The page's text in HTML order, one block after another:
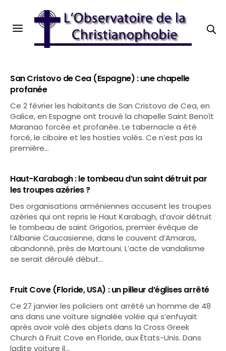
San Cristovo de Cea (Espagne) : une chapelle
profanée
Ce 2 février les habitants de San Cristovo de Cea, en
Galice, en Espagne ont trouvé la chapelle Saint Benoît
Maranao forcée et profanée. Le tabernacle a été
forcé, le ciboire et les hosties volés. Ce n’est pas la
première…
Haut-Karabagh : le tombeau d’un saint détruit par
les troupes azéries ?
Des organisations arméniennes accusent les troupes
azéries qui ont repris le Haut Karabagh, d’avoir détruit
le tombeau de saint Grigorios, premier évêque de
l’Albanie Caucasienne, dans le couvent d’Amaras,
abandonné, près de Martouni. L’acte de vandalisme
se serait déroulé début…
Fruit Cove (Floride, USA) : un pilleur d’églises arrêté
Ce 27 janvier les policiers ont arrêté un homme de 48
ans dans une voiture signalée volée qui s’enfuyait
après avoir volé des objets dans la Cross Greek
Church à Fruit Cove en Floride, aux États-Unis. Dans
ladite voiture il…